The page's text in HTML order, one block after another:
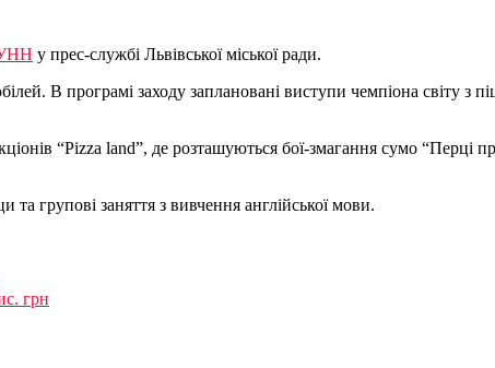
у прес-службі Львівської міської ради.
В програмі заходу заплановані виступи чемпіона світу з
“Pizza land”, де розташуються бої-змагання сумо “Перці
та групові заняття з вивчення англійської мови.
грн